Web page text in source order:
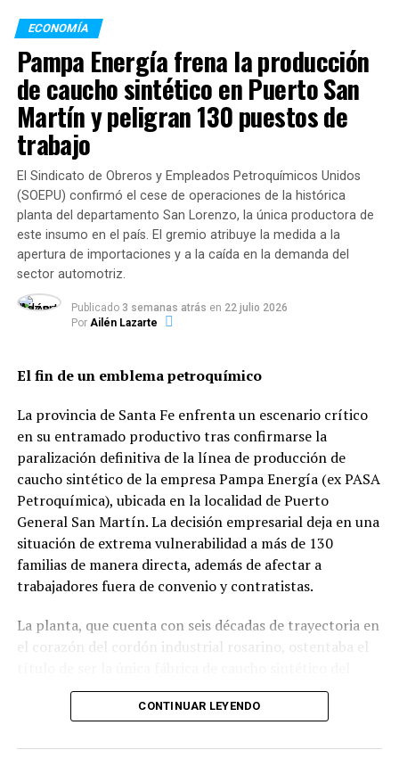
“Nadie puede pretender que vas a respetar la
cuarentena pero como te quedaste sin un mango te vas
a morir de hambre o de sed”
“El conflicto entre la economía y salud es objetivo. La
cuantía del conflicto depende de las medidas que tomás.
El Gobierno puede ser parte del problema o la solución.
Es parte del problema cuando congela los precios,
manda inspectores pero suben los costos, faltan cosas y
lo único que conseguís que las góndolas estén vacías”.
“Rescato la energía del sector privado porque todos
hablan del Estado, pero acá la enorme mayoría de las
vueltas tiene que ver con el sector privado. Los
asalariados se están reuniendo con los empresarios y los
Es un ejercicio de poesía”.
“¿Hasta cuándo esto en estas condiciones es
sostenible?”
“No hay forma de decirla. La realidad es heterogénea”.
“Desde el punto de vista de la flexibilización el Gobierno
tiene el tiempo en contra no a favor. Un infectólogo va y
muertos?””.
comercio funcione a que le sigan mandando guita para
los salarios, los alquileres y demás”.
“Me parecen muy bien los decretos de la semana pasada
ECONOMÍA
Pampa Energía frena la producción
de caucho sintético en Puerto San
Martín y peligran 130 puestos de
trabajo
El Sindicato de Obreros y Empleados Petroquímicos Unidos
(SOEPU) confirmó el cese de operaciones de la histórica
planta del departamento San Lorenzo, la única productora de
este insumo en el país. El gremio atribuye la medida a la
apertura de importaciones y a la caída en la demanda del
sector automotriz.
Publicado 3 semanas atrás en 22 julio 2026
Por Ailén Lazarte
El fin de un emblema petroquímico
La provincia de Santa Fe enfrenta un escenario crítico
en su entramado productivo tras confirmarse la
paralización definitiva de la línea de producción de
caucho sintético de la empresa Pampa Energía (ex PASA
Petroquímica), ubicada en la localidad de Puerto
General San Martín. La decisión empresarial deja en una
situación de extrema vulnerabilidad a más de 130
familias de manera directa, además de afectar a
trabajadores fuera de convenio y contratistas.
La planta, que cuenta con seis décadas de trayectoria en
el corazón del cordón industrial rosarino, ostentaba el
país, un insumo clave para la industria de neumáticos y
el sector automotriz.
Según detalló el secretario general del Sindicato de
CONTINUAR LEYENDO